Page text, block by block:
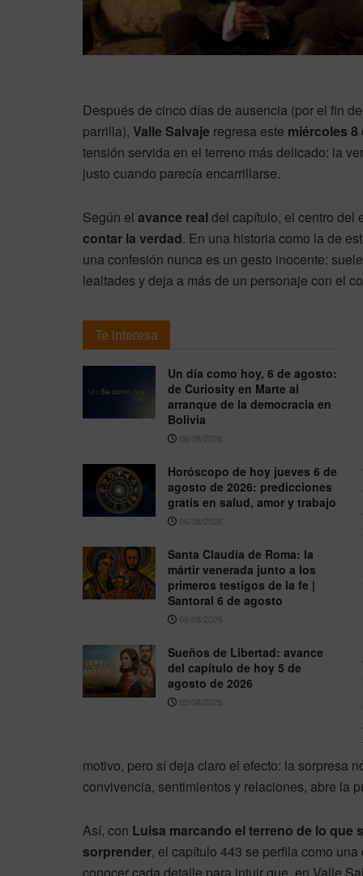
Después de cinco días de ausencia (por el fin
parrilla), Valle Salvaje regresa este miércoles 8
tensión servida en el terreno más delicado: la
justo cuando parecía encarrillarse.
Según el avance real del capítulo, el centro del
contar la verdad. En una historia como la de
una confesión nunca es un gesto inocente:
lealtades y deja a más de un personaje con el
Te interesa
Un día como hoy, 6 de agosto:
de Curiosity en Marte al
arranque de la democracia en
Bolivia
06/08/2026
Horóscopo de hoy jueves 6 de
agosto de 2026: predicciones
gratis en salud, amor y trabajo
06/08/2026
Santa Claudia de Roma: la
mártir venerada junto a los
primeros testigos de la fe |
Santoral 6 de agosto
06/08/2026
Sueños de Libertad: avance
del capítulo de hoy 5 de
agosto de 2026
05/08/2026
motivo, pero sí deja claro el efecto: la sorpresa
convivencia, sentimientos y relaciones, abre la
Así, con Luisa marcando el terreno de lo que
sorprender, el capítulo 443 se perfila como